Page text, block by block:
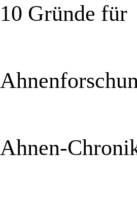
10 Gründe für
Ahnen-